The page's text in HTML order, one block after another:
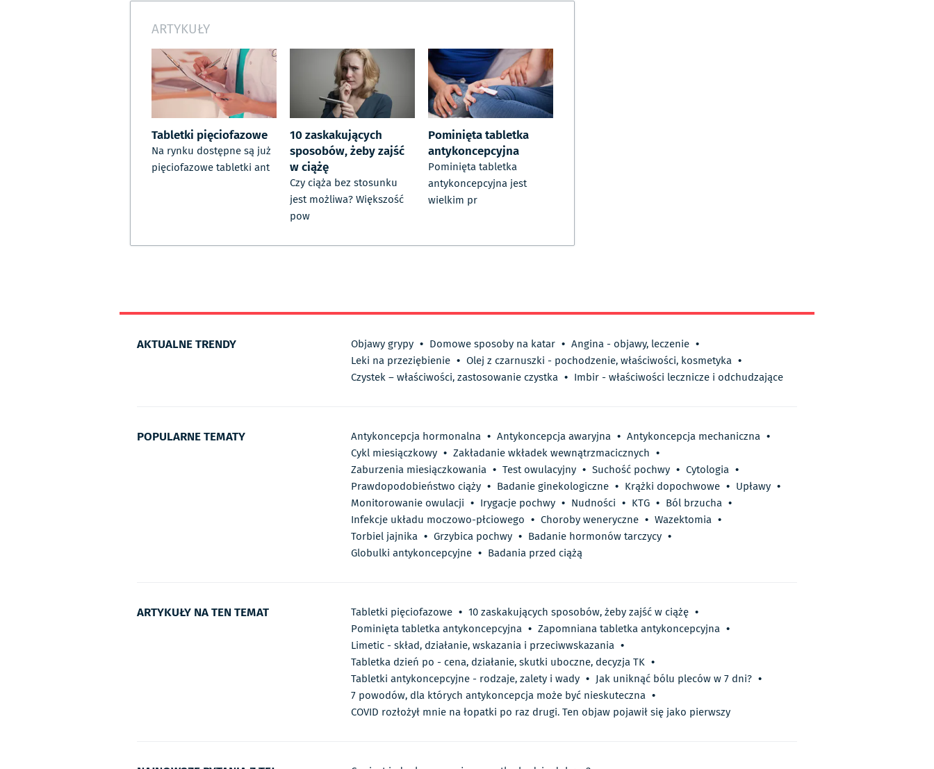
ARTYKUŁY
Tabletki pięciofazowe
Na rynku dostępne są już
pięciofazowe tabletki ant
10 zaskakujących
sposobów, żeby zajść
w ciążę
Czy ciąża bez stosunku
jest możliwa? Większość
pow
Pominięta tabletka
antykoncepcyjna
Pominięta tabletka
antykoncepcyjna jest
wielkim pr
AKTUALNE TRENDY Objawy grypy • Domowe sposoby na katar • Angina - objawy, leczenie •
Leki na przeziębienie • Olej z czarnuszki - pochodzenie, właściwości, kosmetyka •
Czystek – właściwości, zastosowanie czystka • Imbir - właściwości lecznicze i odchudzające
POPULARNE TEMATY Antykoncepcja hormonalna • Antykoncepcja awaryjna • Antykoncepcja mechaniczna •
Cykl miesiączkowy • Zakładanie wkładek wewnątrzmacicznych •
Zaburzenia miesiączkowania • Test owulacyjny • Suchość pochwy • Cytologia •
Prawdopodobieństwo ciąży • Badanie ginekologiczne • Krążki dopochwowe • Upławy •
Monitorowanie owulacji • Irygacje pochwy • Nudności • KTG • Ból brzucha •
Infekcje układu moczowo-płciowego • Choroby weneryczne • Wazektomia •
Torbiel jajnika • Grzybica pochwy • Badanie hormonów tarczycy •
Globulki antykoncepcyjne • Badania przed ciążą
ARTYKUŁY NA TEN TEMAT Tabletki pięciofazowe • 10 zaskakujących sposobów, żeby zajść w ciążę •
Pominięta tabletka antykoncepcyjna • Zapomniana tabletka antykoncepcyjna •
Limetic - skład, działanie, wskazania i przeciwwskazania •
Tabletka dzień po - cena, działanie, skutki uboczne, decyzja TK •
Tabletki antykoncepcyjne - rodzaje, zalety i wady • Jak uniknąć bólu pleców w 7 dni? •
7 powodów, dla których antykoncepcja może być nieskuteczna •
COVID rozłożył mnie na łopatki po raz drugi. Ten objaw pojawił się jako pierwszy